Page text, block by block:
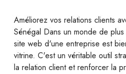
Améliorez vos relations clients
Sénégal Dans un monde de
site web d'une entreprise est
vitrine. C'est un véritable outil
la relation client et renforcer la